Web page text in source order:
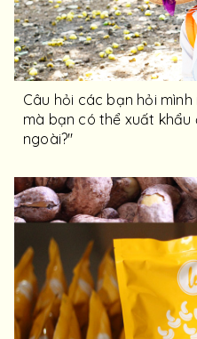
Câu hỏi các bạn hỏi
mà bạn có thể xuất
ngoài?"